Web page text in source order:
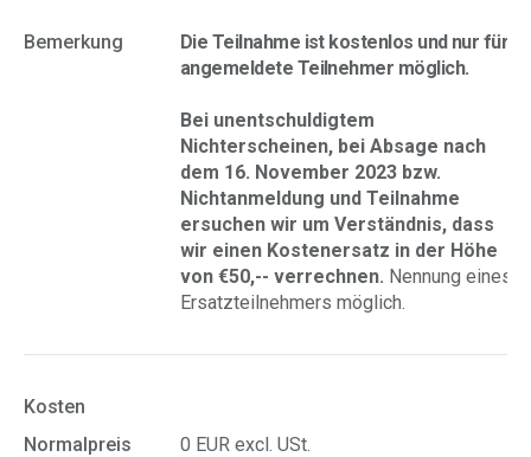
Bemerkung
Die Teilnahme ist kostenlos und nur für
angemeldete Teilnehmer möglich.
Bei unentschuldigtem
Nichterscheinen, bei Absage nach
dem 16. November 2023 bzw.
Nichtanmeldung und Teilnahme
ersuchen wir um Verständnis, dass
wir einen Kostenersatz in der Höhe
von €50,-- verrechnen. Nennung eines
Ersatzteilnehmers möglich.
Kosten
Normalpreis
0 EUR excl. USt.